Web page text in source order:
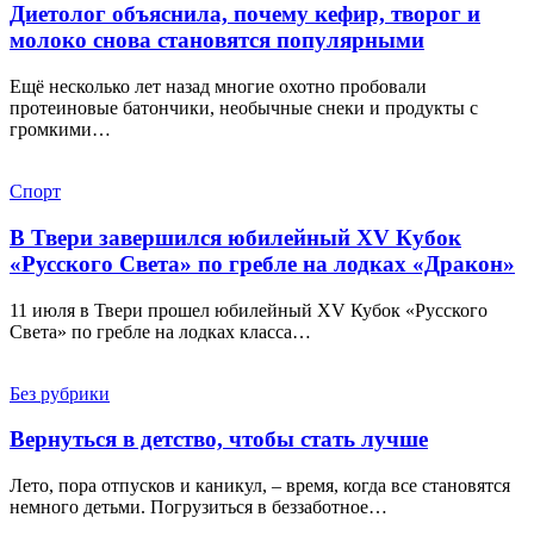
Диетолог объяснила, почему кефир, творог и
молоко снова становятся популярными
Ещё несколько лет назад многие охотно пробовали
протеиновые батончики, необычные снеки и продукты с
громкими…
Спорт
В Твери завершился юбилейный XV Кубок
«Русского Света» по гребле на лодках «Дракон»
11 июля в Твери прошел юбилейный XV Кубок «Русского
Света» по гребле на лодках класса…
Без рубрики
Вернуться в детство, чтобы стать лучше
Лето, пора отпусков и каникул, – время, когда все становятся
немного детьми. Погрузиться в беззаботное…